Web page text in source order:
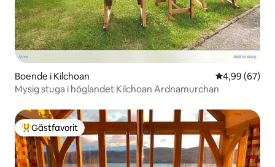
Boende i Kilchoan 4,99 av 5 i
4,99 (67)
Mysig stuga i höglandet Kilchoan Ardnamurchan
Populär gästfavorit
Gästfavorit